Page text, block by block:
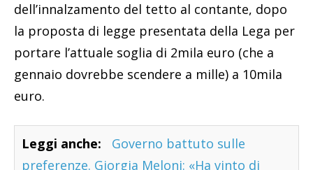
dell’innalzamento del tetto al contante, dopo
la proposta di legge presentata della Lega per
portare l’attuale soglia di 2mila euro (che a
gennaio dovrebbe scendere a mille) a 10mila
euro.
Leggi anche:
Governo battuto sulle
preferenze. Giorgia Meloni: «Ha vinto di